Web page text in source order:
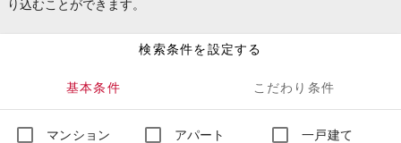
り込むことができます。
検索条件を設定する
基本条件 こだわり条件
マンション アパート 一戸建て